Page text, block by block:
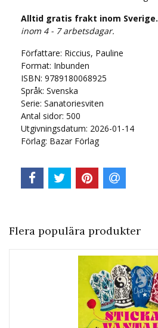
Alltid gratis frakt inom Sverige.
inom 4 - 7 arbetsdagar.
Författare: Riccius, Pauline
Format: Inbunden
ISBN: 9789180068925
Språk: Svenska
Serie: Sanatoriesviten
Antal sidor: 500
Utgivningsdatum: 2026-01-14
Förlag: Bazar Förlag
Flera populära produkter